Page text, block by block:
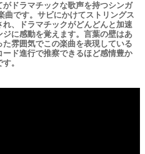
がドラマチックな歌声を持つシンガ
曲です。サビにかけてストリングス
、ドラマチックがどんどんと加速
ジに感動を覚えます。言葉の壁はあ
雰囲気でこの楽曲を表現している
ド進行で推察できるほど感情豊か
。